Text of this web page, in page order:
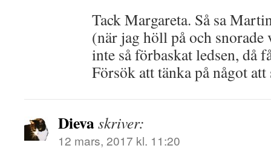
Tack Margareta. Så sa
(när jag höll på och
inte så förbaskat ledsen, då
Försök att tänka på något
Dievaskriver:
12 mars, 2017 kl. 11:20